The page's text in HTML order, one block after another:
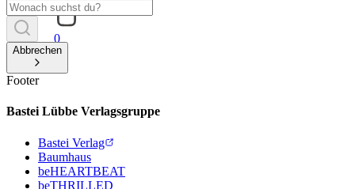
0
Abbrechen
Footer
Bastei Lübbe Verlagsgruppe
Bastei Verlag
Baumhaus
beHEARTBEAT
beTHRILLED